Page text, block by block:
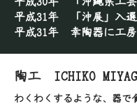
平成31年 「沖展」入選
平成31年 幸陶器に工房
陶工 ICHIKO
わくわくするような、器で